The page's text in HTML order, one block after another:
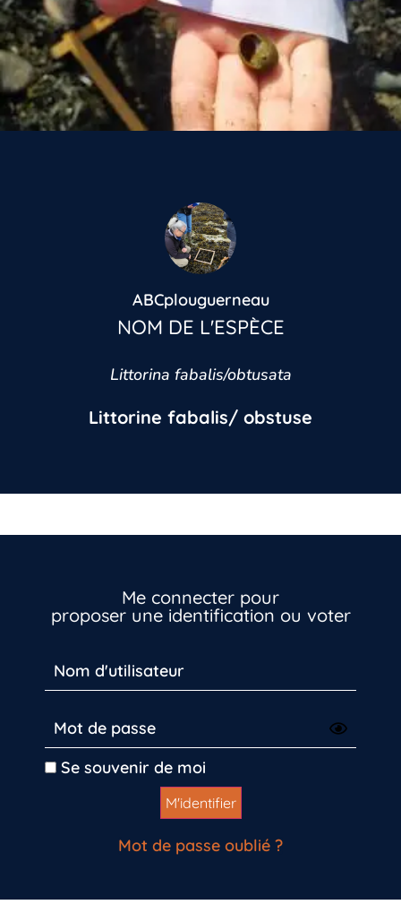
ABCplouguerneau
NOM DE L'ESPÈCE
Littorina fabalis/obtusata
Littorine fabalis/ obstuse
Me connecter pour
proposer une identification ou voter
Se souvenir de moi
Mot de passe oublié ?